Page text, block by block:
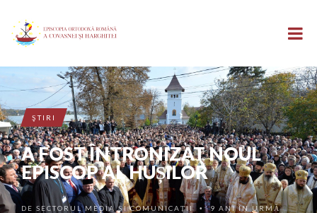
ŞTIRI
A FOST ÎNTRONIZAT NOUL
EPISCOP AL HUȘILOR
DE SECTORUL MEDIA ȘI COMUNICAȚII •9 ANI ÎN URMĂ